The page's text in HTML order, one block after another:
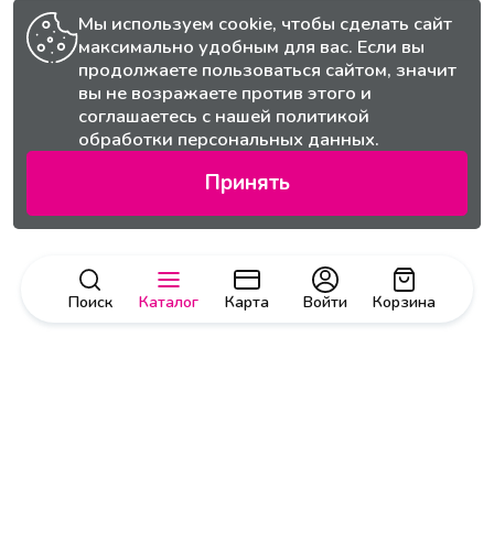
Поиск Каталог Карта Корзина
Войти
Мы используем cookie, чтобы сделать сайт
максимально удобным для вас. Если вы
продолжаете пользоваться сайтом, значит
вы не возражаете против этого и
соглашаетесь с нашей политикой
обработки персональных данных.
Принять